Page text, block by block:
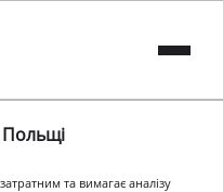
Польщі
та вимагає аналізу